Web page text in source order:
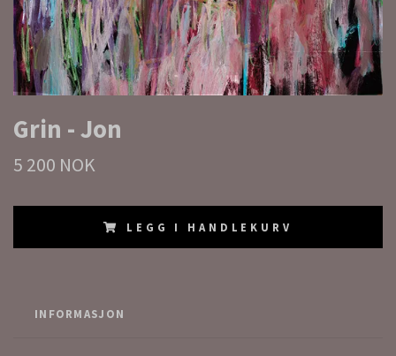
Grin - Jon
5 200 NOK
LEGG I HANDLEKURV
INFORMASJON